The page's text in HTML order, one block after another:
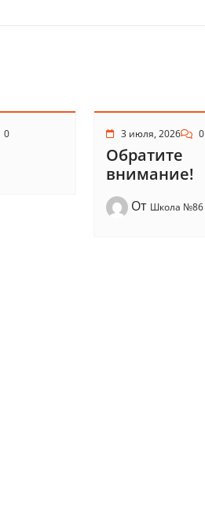
0 3 июля, 2026 0
Обратите
внимание!
От Школа №86